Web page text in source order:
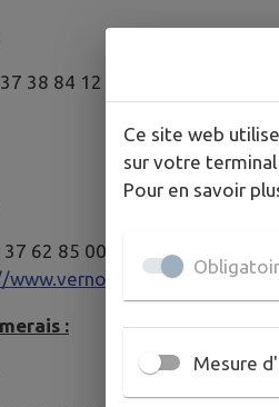
38 84 12
62 85 00
www.vernouillet28.fr/mairie-
:
Ce site web
sur votre
Pour en savoir
Mesure